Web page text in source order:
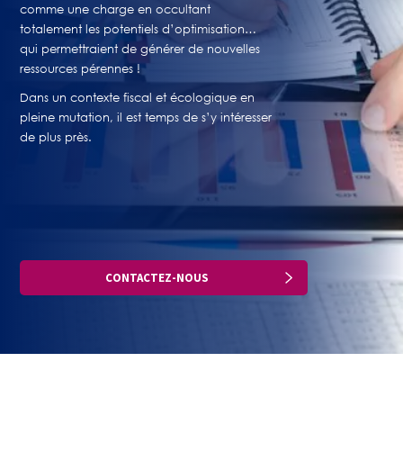
CONTACTEZ-NOUS
comme une charge en occultant
totalement les potentiels d’optimisation…
qui permettraient de générer de nouvelles
ressources pérennes !
Dans un contexte fiscal et écologique en
pleine mutation, il est temps de s’y intéresser
de plus près.